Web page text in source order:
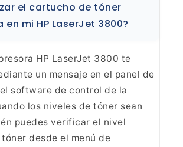
el cartucho de tóner
en mi HP LaserJet 3800?
HP LaserJet 3800 te
un mensaje en el panel de
software de control de la
los niveles de tóner sean
puedes verificar el nivel
tóner desde el menú de